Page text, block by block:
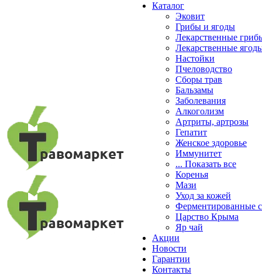
Каталог
Эковит
Грибы и ягоды
Лекарственные
Лекарственные
Настойки
Пчеловодство
Сборы трав
Бальзамы
Заболевания
Алкоголизм
Артриты, артрозы
Гепатит
Женское здоровье
Иммунитет
... Показать все
Коренья
Мази
Уход за кожей
Ферментированные
Царство Крыма
Яр чай
Акции
Новости
Гарантии
Контакты